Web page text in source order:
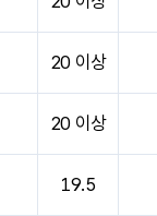
20 이상
20 이상
19.5